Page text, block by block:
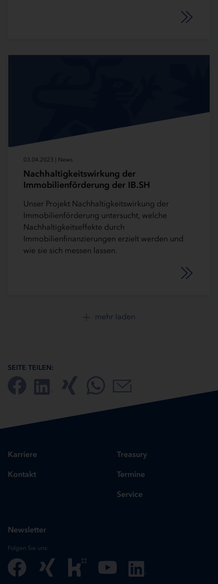
03.04.2023 | News
Nachhaltigkeitswirkung der
Immobilienförderung der IB.SH
Unser Projekt Nachhaltigkeitswirkung der
Immobilienförderung untersucht, welche
Nachhaltigkeitseffekte durch
Immobilienfinanzierungen erzielt werden und
wie sie sich messen lassen.
mehr laden
SEITE TEILEN:
Karriere
Kontakt
Treasury
Termine
Service
Newsletter
Folgen Sie uns: